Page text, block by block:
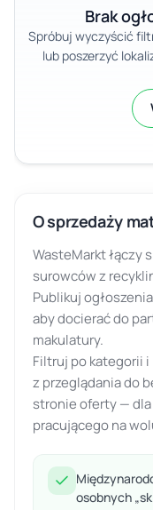
Brak
Spróbuj wyczyścić
lub poszerzyć
O sprzedaży
WasteMarkt łączy
surowców z
Publikuj
aby docierać do
makulatury.
Filtruj po kategorii
z przeglądania do
stronie oferty —
pracującego na
osobnych